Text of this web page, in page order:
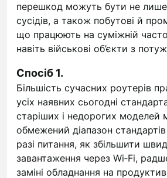
перешкод можуть бути не лише
сусідів, а також побутові й
що працюють на суміжній
навіть військові об’єкти з
Спосіб 1.
Більшість сучасних роутерів
усіх наявних сьогодні
старіших і недорогих моделей
обмежений діапазон
разі питання, як збільшити
завантаження через Wi‑Fi,
заміні обладнання на